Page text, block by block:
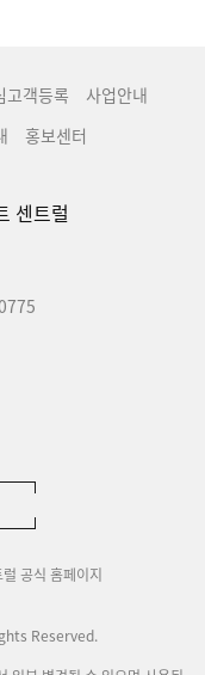
고객등록
사업안내
홍보센터
센트럴
공식 홈페이지
Reserved.